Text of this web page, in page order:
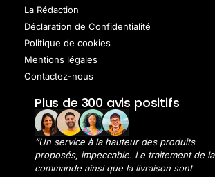
La Rédaction
Déclaration de Confidentialité
Politique de cookies
Mentions légales
Contactez-nous
Plus de 300 avis positifs
“Un service à la hauteur des produits
proposés, impeccable. Le traitement de la
commande ainsi que la livraison sont